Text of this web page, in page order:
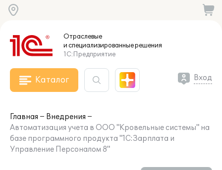
Отраслевые
и специализированныерешения
1С:Предприятие
Каталог Вход
Главная
Внедрения
Автоматизация учета в ООО "Кровельные системы" на
базе программного продукта "1С:Зарплата и
Управление Персоналом 8"